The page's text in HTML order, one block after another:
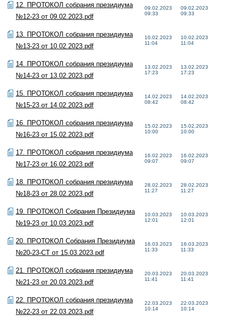
12. ПРОТОКОЛ собрания президиума
№12-23 от 09.02.2023.pdf
09.02.2023
09:33
09.02.2023
09:33
13. ПРОТОКОЛ собрания президиума
№13-23 от 10.02.2023.pdf
10.02.2023
11:04
10.02.2023
11:04
14. ПРОТОКОЛ собрания президиума
№14-23 от 13.02.2023.pdf
13.02.2023
17:23
13.02.2023
17:23
15. ПРОТОКОЛ собрания президиума
№15-23 от 14.02.2023.pdf
14.02.2023
08:42
14.02.2023
08:42
16. ПРОТОКОЛ собрания президиума
№16-23 от 15.02.2023.pdf
15.02.2023
10:00
15.02.2023
10:00
17. ПРОТОКОЛ собрания президиума
№17-23 от 16.02.2023.pdf
16.02.2023
09:07
16.02.2023
09:07
18. ПРОТОКОЛ собрания президиума
№18-23 от 28.02.2023.pdf
28.02.2023
11:27
28.02.2023
11:27
19. ПРОТОКОЛ Собрания Президиума
№19-23 от 10.03.2023.pdf
10.03.2023
12:01
10.03.2023
12:01
20. ПРОТОКОЛ Собрания Президиума
№20-23-СТ от 15.03.2023.pdf
16.03.2023
11:33
16.03.2023
11:33
21. ПРОТОКОЛ собрания президиума
№21-23 от 20.03.2023.pdf
20.03.2023
11:41
20.03.2023
11:41
22. ПРОТОКОЛ собрания президиума
№22-23 от 22.03.2023.pdf
22.03.2023
10:14
22.03.2023
10:14